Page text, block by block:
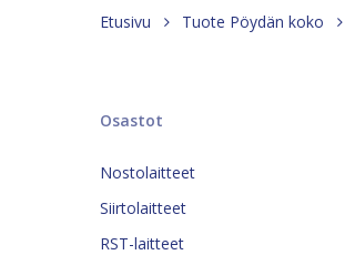
Etusivu Tuote Pöydän koko
Osastot
Nostolaitteet
Siirtolaitteet
RST-laitteet